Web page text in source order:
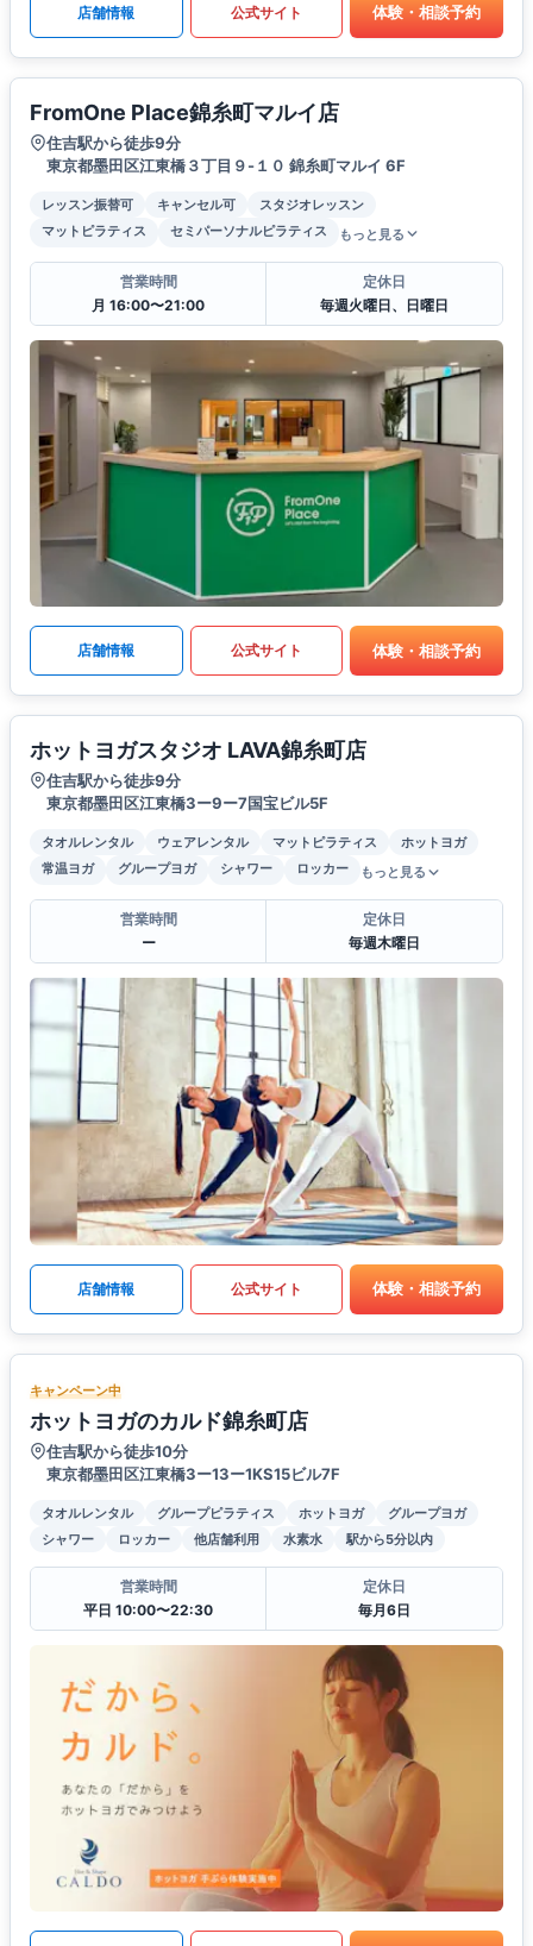
店舗情報 公式サイト 体験・相談予約
FromOne Place錦糸町マルイ店
住吉駅から徒歩9分
東京都墨田区江東橋３丁目９-１０ 錦糸町マルイ 6F
レッスン振替可 キャンセル可
スタジオレッスン
マットピラティス
セミパーソナルピラティス もっと見る
営業時間
月 16:00〜21:00
定休日
毎週火曜日、日曜日
店舗情報 公式サイト 体験・相談予約
ホットヨガスタジオ LAVA錦糸町店
住吉駅から徒歩9分
東京都墨田区江東橋3ー9ー7国宝ビル5F
タオルレンタル ウェアレンタル マットピラティス
ホットヨガ
常温ヨガ
グループヨガ シャワー ロッカー もっと見る
営業時間
ー
定休日
毎週木曜日
店舗情報 公式サイト 体験・相談予約
キャンペーン中
ホットヨガのカルド錦糸町店
住吉駅から徒歩10分
東京都墨田区江東橋3ー13ー1KS15ビル7F
タオルレンタル グループピラティス ホットヨガ
グループヨガ
シャワー
ロッカー 他店舗利用 水素水 駅から5分以内
営業時間
平日 10:00〜22:30
定休日
毎月6日